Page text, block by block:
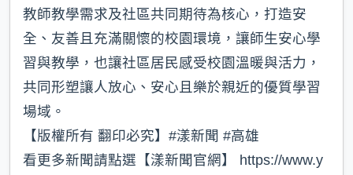
教師教學需求及社區共同期待為核心，打造安
全、友善且充滿關懷的校園環境，讓師生安心學
習與教學，也讓社區居民感受校園溫暖與活力，
共同形塑讓人放心、安心且樂於親近的優質學習
場域。
【版權所有 翻印必究】#漾新聞 #高雄
看更多新聞請點選【漾新聞官網】 https://www.y